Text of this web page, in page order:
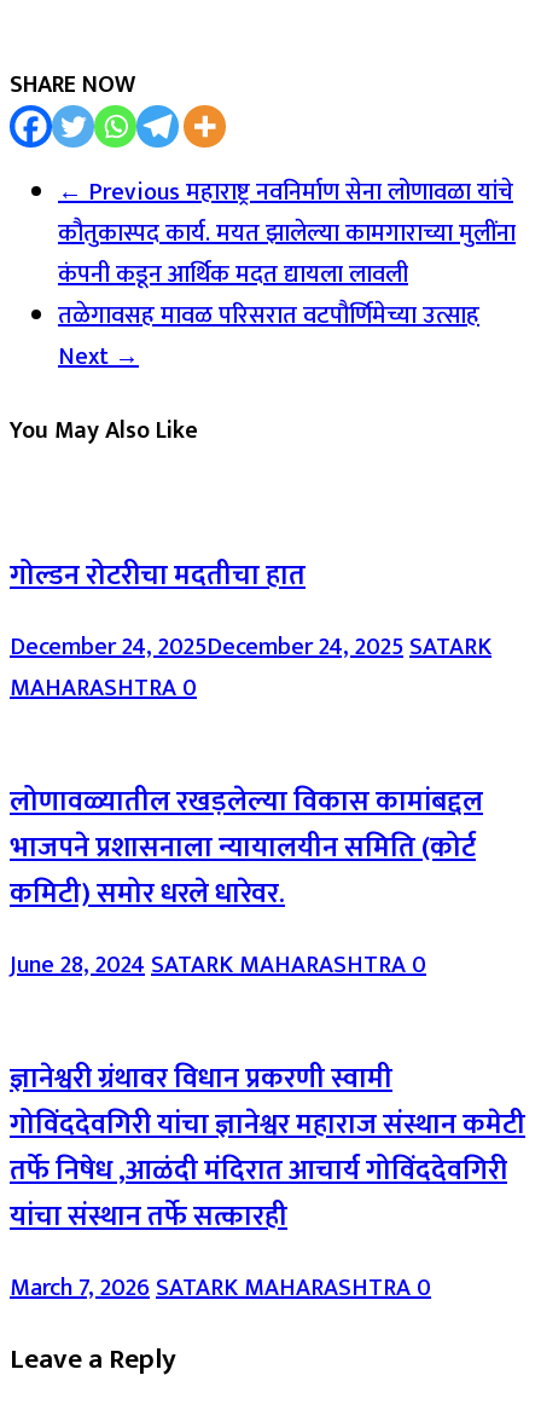
SHARE NOW
← Previousमहाराष्ट्र नवनिर्माण सेना लोणावळा यांचे
कौतुकास्पद कार्य. मयत झालेल्या कामगाराच्या मुलींना
कंपनी कडून आर्थिक मदत द्यायला लावली
तळेगावसह मावळ परिसरात वटपौर्णिमेच्या उत्साह
Next →
You May Also Like
गोल्डन रोटरीचा मदतीचा हात
December 24, 2025December 24, 2025SATARK
MAHARASHTRA0
लोणावळ्यातील रखड़लेल्या विकास कामांबद्दल
भाजपने प्रशासनाला न्यायालयीन समिति (कोर्ट
कमिटी) समोर धरले धारेवर.
June 28, 2024SATARK MAHARASHTRA0
ज्ञानेश्वरी ग्रंथावर विधान प्रकरणी स्वामी
गोविंददेवगिरी यांचा ज्ञानेश्वर महाराज संस्थान कमेटी
तर्फे निषेध ,आळंदी मंदिरात आचार्य गोविंददेवगिरी
यांचा संस्थान तर्फे सत्कारही
March 7, 2026SATARK MAHARASHTRA0
Leave a Reply